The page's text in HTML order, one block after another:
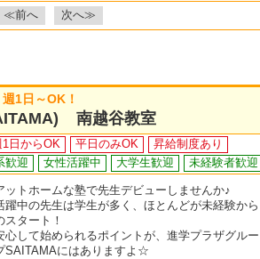
≪前へ 次へ≫
1日～OK！
南越谷教室
1日からOK 平日のみOK
昇給制度あり
歓迎 女性活躍中 大学生歓迎 未経験者歓迎
ットホームな塾で先生デビューしませんか♪
躍中の先生は学生が多く、ほとんどが未経験から
スタート！
心して始められるポイントが、進学プラザグルー
SAITAMAにはありますよ☆